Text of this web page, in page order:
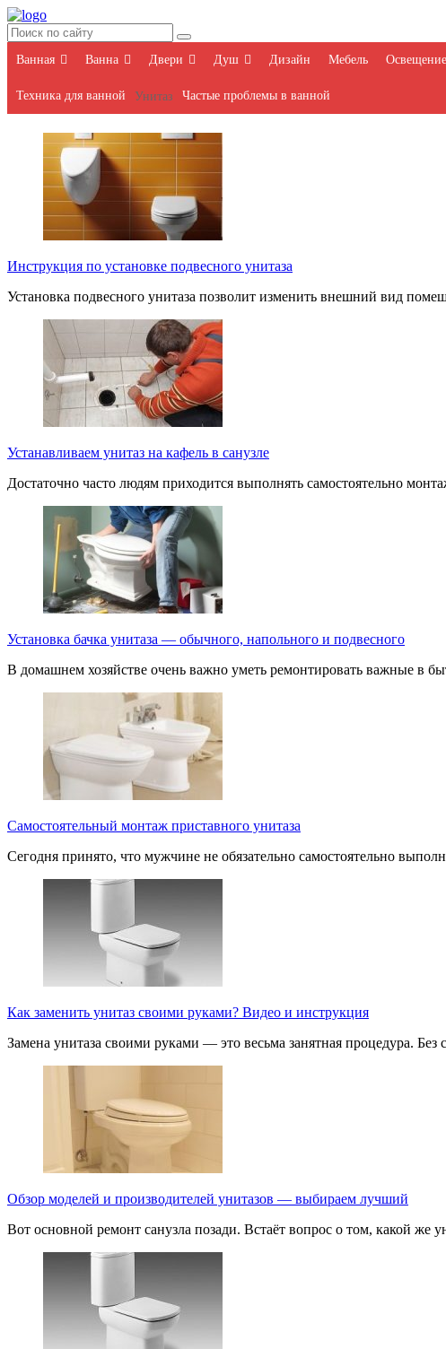
Ванная Ванна Двери Душ Дизайн Мебель Освещение
Техника для ванной Унитаз Частые проблемы в ванной
Инструкция по установке подвесного унитаза
Установка подвесного унитаза позволит изменить внешний вид
Устанавливаем унитаз на кафель в санузле
Достаточно часто людям приходится выполнять самостоятельно
Установка бачка унитаза — обычного, напольного и подвесного
В домашнем хозяйстве очень важно уметь ремонтировать важные в
Самостоятельный монтаж приставного унитаза
Сегодня принято, что мужчине не обязательно самостоятельно
Как заменить унитаз своими руками? Видео и инструкция
Замена унитаза своими руками — это весьма занятная процедура.
Обзор моделей и производителей унитазов — выбираем лучший
Вот основной ремонт санузла позади. Встаёт вопрос о том, какой же